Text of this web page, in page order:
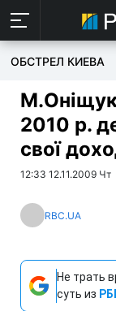
ОБСТРЕЛ КИЕВА
2010 р.
свої
12:33 12.11.2009 Чт
RBC.UA
Не трать
суть из